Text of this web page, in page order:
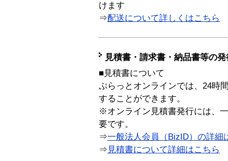
けます
⇒配送について詳しくはこちら
見積書・請求書・納品書等の
■見積書について
ぷらっとオンラインでは、24時
することができます。
※オンライン見積書発行には、
要です。
⇒一般法人会員（BizID）の詳細
⇒ 見積書について詳細はこちら